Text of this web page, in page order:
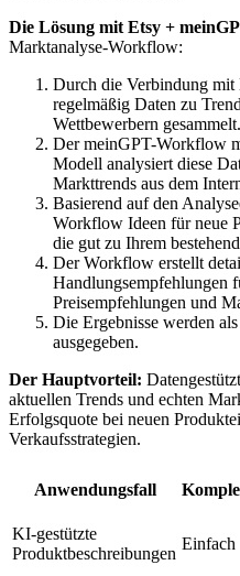
Die Lösung mit Etsy +
Marktanalyse-Workflow:
Durch die Verbindung mit
regelmäßig Daten zu
Wettbewerbern gesammelt.
Der meinGPT-Workflow
Modell analysiert diese
Markttrends aus dem
Basierend auf den
Workflow Ideen für neue
die gut zu Ihrem
Der Workflow erstellt
Handlungsempfehlungen
Preisempfehlungen und
Die Ergebnisse werden
ausgegeben.
Der Hauptvorteil:
aktuellen Trends und echten
Erfolgsquote bei neuen
Verkaufsstrategien.
Anwendungsfall
KI-gestützte
Produktbeschreibungen
Einfach